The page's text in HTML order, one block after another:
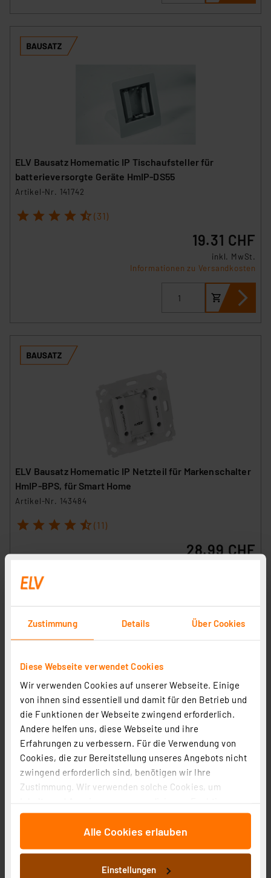
Zustimmung Details Über Cookies
Diese Webseite verwendet Cookies
Wir verwenden Cookies auf unserer Webseite. Einige
von ihnen sind essentiell und damit für den Betrieb und
die Funktionen der Webseite zwingend erforderlich.
Andere helfen uns, diese Webseite und ihre
Erfahrungen zu verbessern. Für die Verwendung von
Cookies, die zur Bereitstellung unseres Angebots nicht
zwingend erforderlich sind, benötigen wir Ihre
Zustimmung. Wir verwenden solche Cookies, um
für soziale Medien anbieten zu können und die Zugriffe
auf unsere Website zu analysieren. Außerdem geben
an unsere Partner für soziale Medien, Werbung und
Analysen weiter. Unsere Partner führen diese
Alle Cookies erlauben
Einstellungen
ELV Bausatz Homematic IP Tischaufsteller für
batterieversorgte Geräte HmIP-DS55
Artikel-Nr. 141742
1 2 3 4 5 (31)
19.31 CHF
inkl. MwSt.
Informationen zu Versandkosten
ELV Bausatz Homematic IP Netzteil für Markenschalter
HmIP-BPS, für Smart Home
Artikel-Nr. 143484
1 2 3 4 5 (11)
28.99 CHF
Homematic IP Smart Home Wechselrahmen – schmal,
HmIP-SF-2
Artikel-Nr. 151996
inkl. MwSt.
Informationen zu Versandkosten